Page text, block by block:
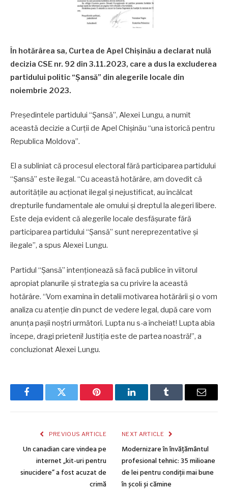
În hotărârea sa, Curtea de Apel Chișinău a declarat nulă
decizia CSE nr. 92 din 3.11.2023, care a dus la excluderea
partidului politic “Șansă” din alegerile locale din
noiembrie 2023.
Președintele partidului “Șansă”, Alexei Lungu, a numit
această decizie a Curții de Apel Chișinău “una istorică pentru
Republica Moldova”.
El a subliniat că procesul electoral fără participarea partidului
“Șansă” este ilegal. “Cu această hotărâre, am dovedit că
autoritățile au acționat ilegal și nejustificat, au încălcat
drepturile fundamentale ale omului și dreptul la alegeri libere.
Este deja evident că alegerile locale desfășurate fără
participarea partidului “Șansă” sunt nereprezentative și
ilegale”, a spus Alexei Lungu.
Partidul “Șansă” intenționează să facă publice în viitorul
apropiat planurile și strategia sa cu privire la această
hotărâre. “Vom examina în detalii motivarea hotărârii și o vom
analiza cu atenție din punct de vedere legal, după care vom
anunța pașii noștri următori. Lupta nu s-a încheiat! Lupta abia
începe, dragi prieteni! Justiția este de partea noastră!”, a
concluzionat Alexei Lungu.
FacebookTwitter Pinterest LinkedInTumblr Email
PREVIOUS ARTICLE
Un canadian care vindea pe
internet „kit-uri pentru
sinucidere” a fost acuzat de
crimă
NEXT ARTICLE
Modernizare în învățământul
profesional tehnic: 35 milioane
de lei pentru condiții mai bune
în școli și cămine